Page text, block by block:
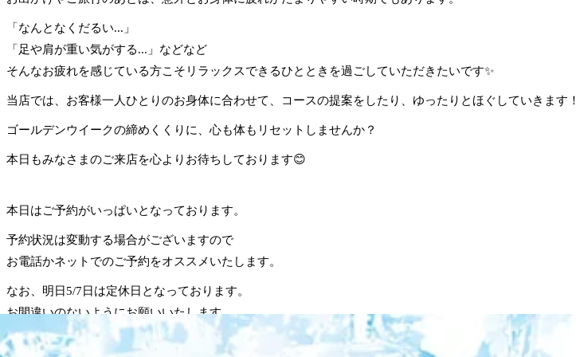
「なんとなくだるい...」
「足や肩が重い気がする...」などなど
そんなお疲れを感じている方こそリラックスできるひとときを過ごしていただきたいです✨
当店では、お客様一人ひとりのお身体に合わせて、コースの提案をしたり、ゆったりとほぐしていきます！
ゴールデンウイークの締めくくりに、心も体もリセットしませんか？
本日もみなさまのご来店を心よりお待ちしております😊
本日はご予約がいっぱいとなっております。
予約状況は変動する場合がございますので
お電話かネットでのご予約をオススメいたします。
なお、明日5/7日は定休日となっております。
お間違いのないようにお願いいたします。
5/8以降のご予約も受け付けておりますのでお気軽にご予約ください。